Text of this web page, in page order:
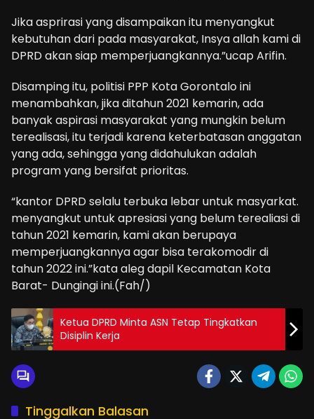
Jika asprirasi yang disampaikan itu menyangkut
kebutuhan dari pada masyarakat, Insya allah kami di
DPRD akan siap memperjuangkannya.”ucap Arifin.
Disamping itu, politisi PPP Kota Gorontalo ini
menambahkan, jika ditahun 2021 kemarin, ada
banyak aspirasi masyarakat yang mungkin belum
terealisasi, itu terjadi karena keterbatasan anggatan
yang ada, sehingga yang didahulukan adalah
program yang bersifat prioritas.
“kantor DPRD selalu terbuka lebar untuk masyarkat.
menyangkut untuk apresiasi yang belum terealiasi di
tahun 2021 kemarin, kami akan berupaya
memperjuangkannya agar bisa terakomodir di
tahun 2022 ini.”kata aleg dapil Kecamatan Kota
Barat- Dungingi ini.(Fah/)
Ketua DPRD Minta ASN Tetap Tingkatkan
Disiplin Kerja
Tinggalkan Balasan